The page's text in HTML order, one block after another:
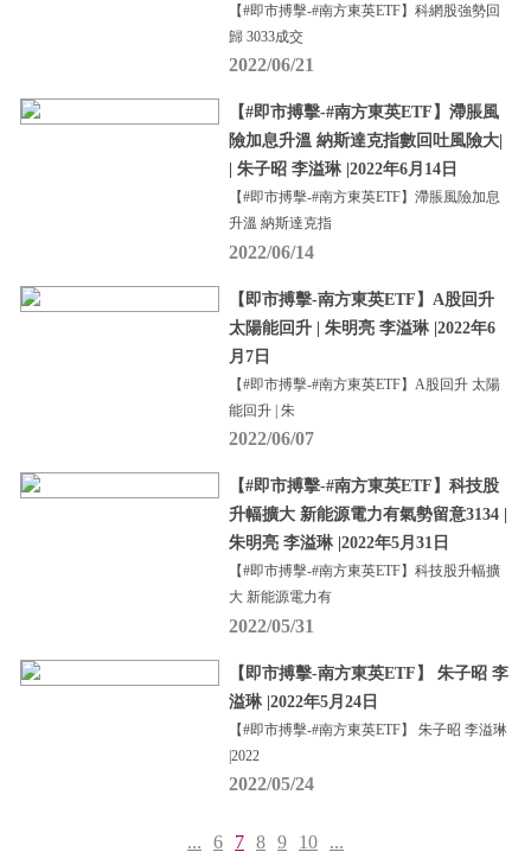
【#即市搏擊-#南方東英ETF】科網股強勢回
歸 3033成交
2022/06/21
【#即市搏擊-#南方東英ETF】滯脹風
險加息升溫 納斯達克指數回吐風險大|
| 朱子昭 李溢琳 |2022年6月14日
【#即市搏擊-#南方東英ETF】滯脹風險加息
升溫 納斯達克指
2022/06/14
【即市搏擊-南方東英ETF】A股回升
太陽能回升 | 朱明亮 李溢琳 |2022年6
月7日
【#即市搏擊-#南方東英ETF】A股回升 太陽
能回升 | 朱
2022/06/07
【#即市搏擊-#南方東英ETF】科技股
升幅擴大 新能源電力有氣勢留意3134 |
朱明亮 李溢琳 |2022年5月31日
【#即市搏擊-#南方東英ETF】科技股升幅擴
大 新能源電力有
2022/05/31
【即市搏擊-南方東英ETF】 朱子昭 李
溢琳 |2022年5月24日
【#即市搏擊-#南方東英ETF】 朱子昭 李溢琳
|2022
2022/05/24
... 6 7 8 9 10 ...